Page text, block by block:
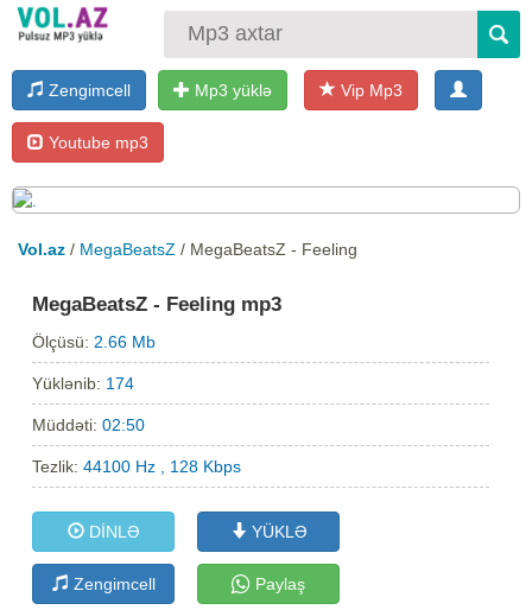
Zengimcell Mp3 yüklə Vip Mp3
Youtube mp3
Vol.az / MegaBeatsZ / MegaBeatsZ - Feeling
MegaBeatsZ - Feeling mp3
Ölçüsü: 2.66 Mb
Yüklənib: 174
Müddəti:02:50
Tezlik:44100 Hz , 128 Kbps
DİNLƏ YÜKLƏ
Zengimcell Paylaş